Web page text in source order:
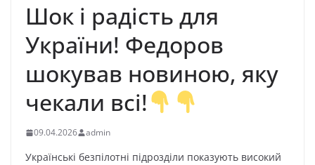
Шок і радість для
України! Федоров
шокував новиною, яку
чекали всі!
09.04.2026 admin
Українські безпілотні підрозділи показують високий